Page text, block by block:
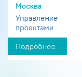
Москва
Управление
проектами
Подробнее